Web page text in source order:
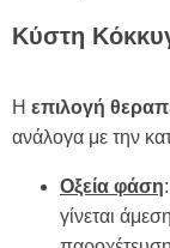
Κύστη
Η επιλογή
ανάλογα με την
Οξεία φάση
γίνεται